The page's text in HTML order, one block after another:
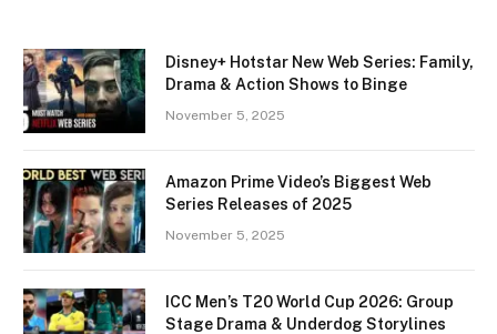
Disney+ Hotstar New Web Series: Family,
Drama & Action Shows to Binge
November 5, 2025
Amazon Prime Video’s Biggest Web
Series Releases of 2025
November 5, 2025
ICC Men’s T20 World Cup 2026: Group
Stage Drama & Underdog Storylines